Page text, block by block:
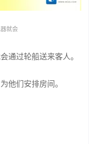
就会
通过轮船送来客人。
他们安排房间。